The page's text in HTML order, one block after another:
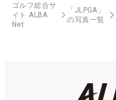
ゴルフ総合サ
イト ALBA
Net
「JLPGA」
の写真一覧